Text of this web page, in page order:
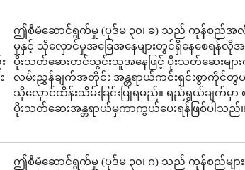
ဤစီမံဆောင်ရွက်မှု (ပုဒ်မ ၃၀၊ ခ) သည် ကုန်စ
မှုနှင့် သိုလှောင်မှုအခြေအနေများတွင်ရှိနေစေရန်လိုအ
ပိုးသတ်ဆေးတင်သွင်းသူအနေဖြင့် ပိုးသတ်ဆေးမ
လမ်းညွှန်ချက်အတိုင်း အန္တရာယ်ကင်းရှင်းစွာကိုင်တွယ်
သိုလှောင်ထိန်းသိမ်းခြင်းပြုရမည်။ ရည်ရွယ်ချက်မှာ
ပိုးသတ်ဆေးအန္တရာယ်မှကာကွယ်ပေးရန်ဖြစ်ပါသည်။
ဤစီမံဆောင်ရွက်မှု (ပုဒ်မ ၃၀၊ ဂ) သည် ကုန်စည်မျာ